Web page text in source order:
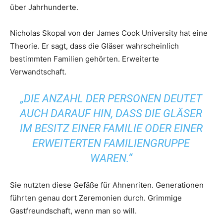
über Jahrhunderte.
Nicholas Skopal von der James Cook University hat eine
Theorie. Er sagt, dass die Gläser wahrscheinlich
bestimmten Familien gehörten. Erweiterte
Verwandtschaft.
„DIE ANZAHL DER PERSONEN DEUTET
AUCH DARAUF HIN, DASS DIE GLÄSER
IM BESITZ EINER FAMILIE ODER EINER
ERWEITERTEN FAMILIENGRUPPE
WAREN.“
Sie nutzten diese Gefäße für Ahnenriten. Generationen
führten genau dort Zeremonien durch. Grimmige
Gastfreundschaft, wenn man so will.